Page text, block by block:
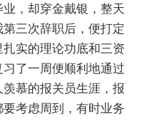
，却穿金戴银，整天
三次辞职后，便打定
实的理论功底和三资
了一周便顺利地通过
慕的报关员生涯，报
考虑周到，有时业务